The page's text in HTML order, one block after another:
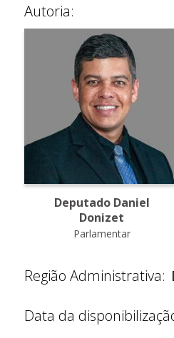
Autoria:
Deputado Daniel
Donizet
Parlamentar
Região Administrativa:
Data da